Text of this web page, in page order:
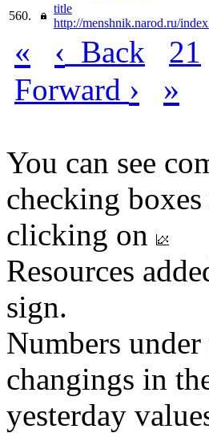
560.
title
http://menshnik.narod.ru/
« ‹ Back 21
Forward › »
You can see
checking
clicking on
Resources
sign.
Numbers
changings in
yesterday